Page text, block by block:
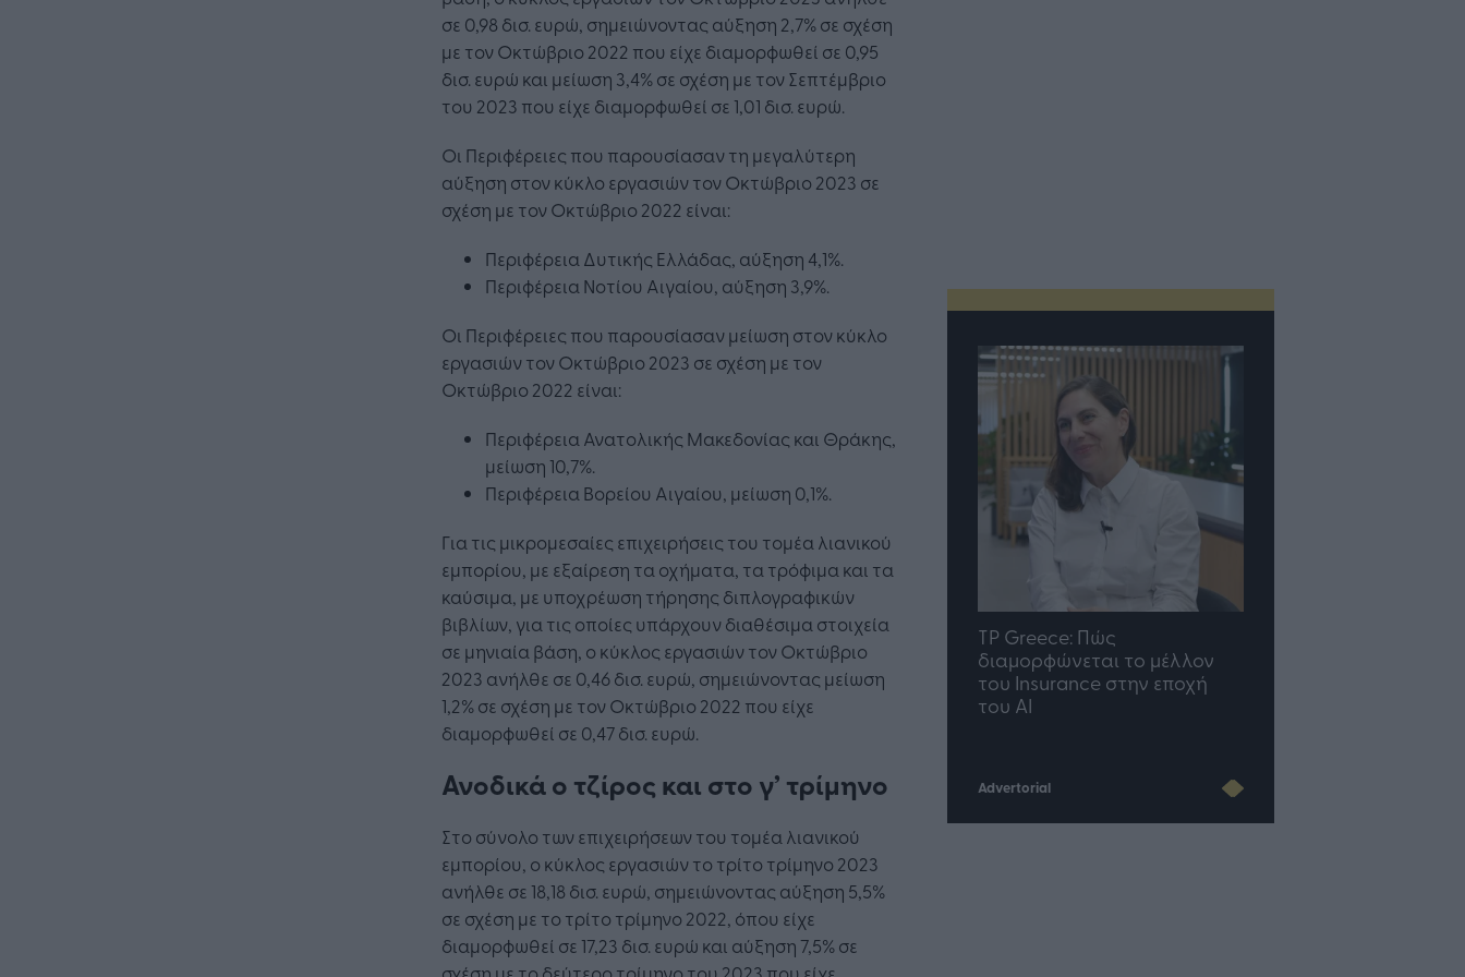
σε 0,98 δισ. ευρώ, σημειώνοντας αύξηση 2,7% σε σχέση
με τον Οκτώβριο 2022 που είχε διαμορφωθεί σε 0,95
δισ. ευρώ και μείωση 3,4% σε σχέση με τον Σεπτέμβριο
του 2023 που είχε διαμορφωθεί σε 1,01 δισ. ευρώ.
Οι Περιφέρειες που παρουσίασαν τη μεγαλύτερη
αύξηση στον κύκλο εργασιών τον Οκτώβριο 2023 σε
σχέση με τον Οκτώβριο 2022 είναι:
Περιφέρεια Δυτικής Ελλάδας, αύξηση 4,1%.
Περιφέρεια Νοτίου Αιγαίου, αύξηση 3,9%.
Oι Περιφέρειες που παρουσίασαν μείωση στον κύκλο
εργασιών τον Οκτώβριο 2023 σε σχέση με τον
Οκτώβριο 2022 είναι:
Περιφέρεια Ανατολικής Μακεδονίας και Θράκης,
μείωση 10,7%.
Περιφέρεια Βορείου Αιγαίου, μείωση 0,1%.
Για τις μικρομεσαίες επιχειρήσεις του τομέα λιανικού
εμπορίου, με εξαίρεση τα οχήματα, τα τρόφιμα και τα
καύσιμα, με υποχρέωση τήρησης διπλογραφικών
βιβλίων, για τις οποίες υπάρχουν διαθέσιμα στοιχεία
σε μηνιαία βάση, ο κύκλος εργασιών τον Οκτώβριο
2023 ανήλθε σε 0,46 δισ. ευρώ, σημειώνοντας μείωση
1,2% σε σχέση με τον Οκτώβριο 2022 που είχε
διαμορφωθεί σε 0,47 δισ. ευρώ.
Ανοδικά ο τζίρος και στο γ’ τρίμηνο
Στο σύνολο των επιχειρήσεων του τομέα λιανικού
εμπορίου, ο κύκλος εργασιών το τρίτο τρίμηνο 2023
ανήλθε σε 18,18 δισ. ευρώ, σημειώνοντας αύξηση 5,5%
σε σχέση με το τρίτο τρίμηνο 2022, όπου είχε
διαμορφωθεί σε 17,23 δισ. ευρώ και αύξηση 7,5% σε
Η Τεχνητή Νοημοσύνη: το νέο
λειτουργικό σύστημα της
επιχείρησης
Οι προσλήψεις αλλάζουν: To
Jobfind.gr ως στρατηγικός
«σύμμαχος» για κάθε
επιχείρηση και εργαζόμενο
TP Greece: Πώς
διαμορφώνεται το μέλλον
του Insurance στην εποχή
του AI
Advertorial